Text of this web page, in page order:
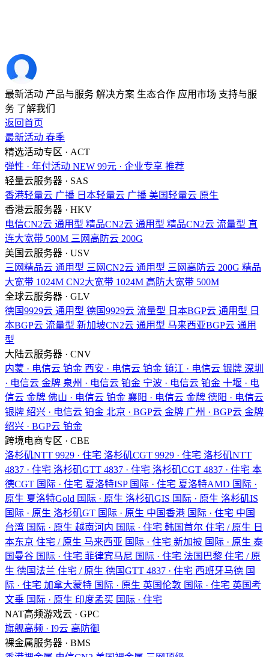
最新活动 产品与服务 解决方案 生态合作 应用市场 支持与服
务 了解我们
返回首页
最新活动 春季
精选活动专区 · ACT
弹性 · 年付活动 NEW 99元 · 企业专享 推荐
轻量云服务器 · SAS
香港轻量云 广播 日本轻量云 广播 美国轻量云 原生
香港云服务器 · HKV
电信CN2云 通用型 精品CN2云 通用型 精品CN2云 流量型 直
连大宽带 500M 三网高防云 200G
美国云服务器 · USV
三网精品云 通用型 三网CN2云 通用型 三网高防云 200G 精品
大宽带 1024M CN2大宽带 1024M 高防大宽带 500M
全球云服务器 · GLV
德国9929云 通用型 德国9929云 流量型 日本BGP云 通用型 日
本BGP云 流量型 新加坡CN2云 通用型 马来西亚BGP云 通用
型
大陆云服务器 · CNV
内蒙 · 电信云 铂金 西安 · 电信云 铂金 镇江 · 电信云 银牌 深圳
· 电信云 金牌 泉州 · 电信云 铂金 宁波 · 电信云 铂金 十堰 · 电
信云 金牌 佛山 · 电信云 铂金 襄阳 · 电信云 金牌 德阳 · 电信云
银牌 绍兴 · 电信云 铂金 北京 · BGP云 金牌 广州 · BGP云 金牌
绍兴 · BGP云 铂金
跨境电商专区 · CBE
洛杉矶NTT 9929 · 住宅 洛杉矶CGT 9929 · 住宅 洛杉矶NTT
4837 · 住宅 洛杉矶GTT 4837 · 住宅 洛杉矶CGT 4837 · 住宅 本
德CGT 国际 · 住宅 夏洛特ISP 国际 · 住宅 夏洛特AMD 国际 ·
原生 夏洛特Gold 国际 · 原生 洛杉矶GIS 国际 · 原生 洛杉矶IS
国际 · 原生 洛杉矶GT 国际 · 原生 中国香港 国际 · 住宅 中国
台湾 国际 · 原生 越南河内 国际 · 住宅 韩国首尔 住宅 / 原生 日
本东京 住宅 / 原生 马来西亚 国际 · 住宅 新加披 国际 · 原生 泰
国曼谷 国际 · 住宅 菲律宾马尼 国际 · 住宅 法国巴黎 住宅 / 原
生 德国法兰 住宅 / 原生 德国GTT 4837 · 住宅 西班牙马德 国
际 · 住宅 加拿大蒙特 国际 · 原生 英国伦敦 国际 · 住宅 英国考
文垂 国际 · 原生 印度孟买 国际 · 住宅
NAT高频游戏云 · GPC
旗舰高频 · I9云 高防御
裸金属服务器 · BMS